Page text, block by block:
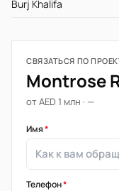
Burj Khalifa
СВЯЗАТЬСЯ ПО
Montrose
от AED 1 млн · —
Имя*
Телефон*